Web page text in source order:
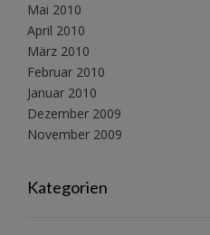
Mai 2010
April 2010
März 2010
Februar 2010
Januar 2010
Dezember 2009
November 2009
Kategorien